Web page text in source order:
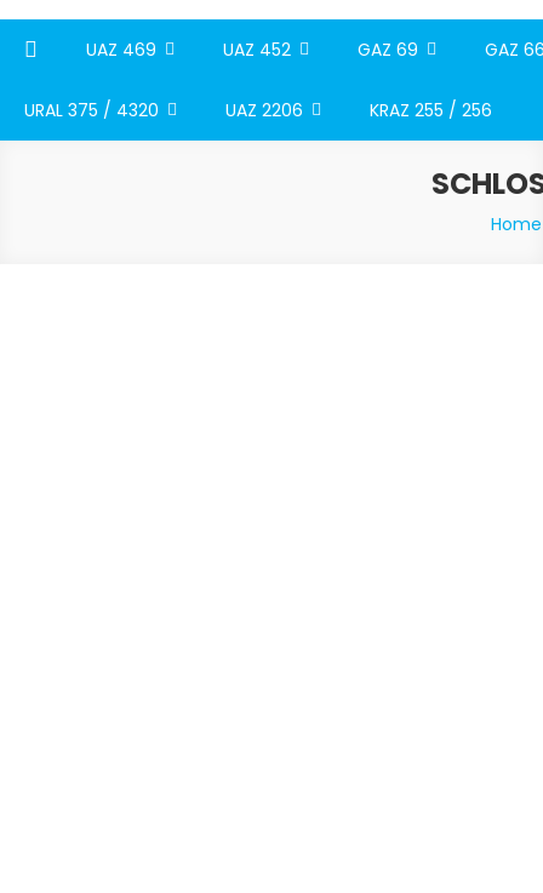
UAZ 469 UAZ 452 GAZ 69 GAZ
URAL 375 / 4320 UAZ 2206 KRAZ 255 / 256
Home